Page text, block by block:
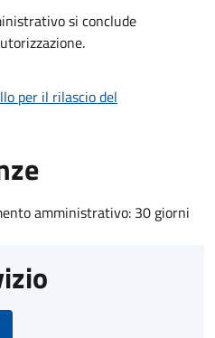
si conclude
per il rilascio del
amministrativo: 30 giorni